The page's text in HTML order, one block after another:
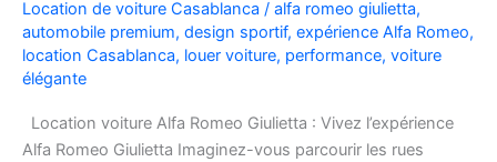
Location de voiture Casablanca / alfa romeo giulietta,
automobile premium, design sportif, expérience Alfa Romeo,
location Casablanca, louer voiture, performance, voiture
élégante
Location voiture Alfa Romeo Giulietta : Vivez l’expérience
Alfa Romeo Giulietta Imaginez-vous parcourir les rues